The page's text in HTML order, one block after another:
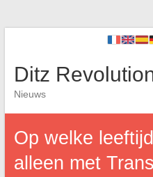
Ditz
Nieuws
Op welke
alleen met